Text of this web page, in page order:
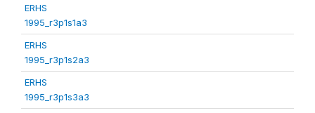
ERHS
1995_r3p1s1a3
ERHS
1995_r3p1s2a3
ERHS
1995_r3p1s3a3